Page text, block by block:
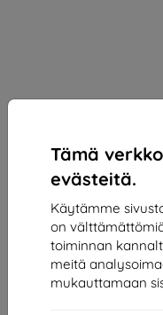
Tämä
evästeitä.
Käytämme
on
toiminnan
meitä
mukauttamaan
3mk ARC+
Realme 13 Pro 5G
Realme 13 Pro+